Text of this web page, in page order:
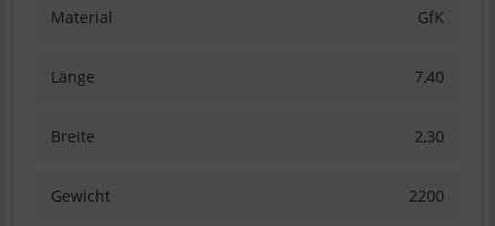
Material GfK
Länge 7,40
Breite 2,30
Gewicht 2200